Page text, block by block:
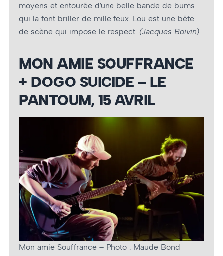
moyens et entourée d’une belle bande de bums
qui la font briller de mille feux. Lou est une bête
de scène qui impose le respect. (Jacques Boivin)
MON AMIE SOUFFRANCE
+ DOGO SUICIDE – LE
PANTOUM, 15 AVRIL
Mon amie Souffrance – Photo : Maude Bond